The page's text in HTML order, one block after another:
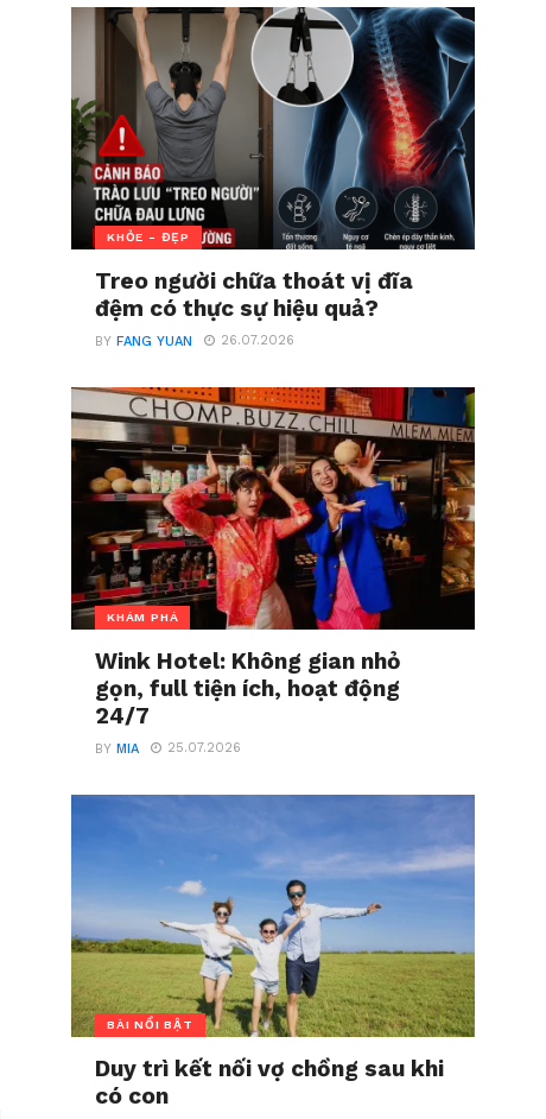
KHỎE - ĐẸP
Treo người chữa thoát vị đĩa
đệm có thực sự hiệu quả?
BYFANG YUAN 26.07.2026
KHÁM PHÁ
Wink Hotel: Không gian nhỏ
gọn, full tiện ích, hoạt động
24/7
BYMIA 25.07.2026
BÀI NỔI BẬT
Duy trì kết nối vợ chồng sau khi
có con